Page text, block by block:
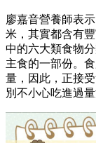
廖嘉音營養師表
米，其實都含有
中的六大類食物
主食的一部份。
量，因此，正接
別不小心吃進過量